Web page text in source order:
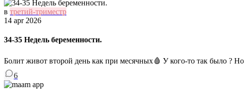
в третий-триместр
14 apr 2026
34-35 Недель беременности.
Болит живот второй день как при месячных🩸 У кого-то так было ?
6